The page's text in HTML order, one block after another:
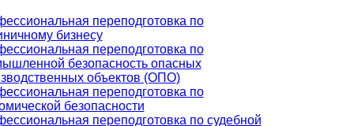
переподготовка по
бизнесу
переподготовка по
безопасность опасных
объектов (ОПО)
переподготовка по
безопасности
переподготовка по судебной